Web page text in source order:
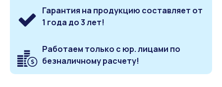
Гарантия на продукцию составляет от
1 года до 3 лет!
Работаем только с юр. лицами по
безналичному расчету!